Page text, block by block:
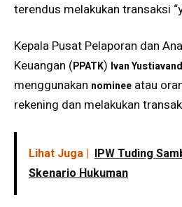
terendus melakukan transaksi
Kepala Pusat Pelaporan dan
Keuangan (PPATK) Ivan
menggunakan nominee atau
rekening dan melakukan
Lihat Juga | IPW Tuding
Skenario Hukuman